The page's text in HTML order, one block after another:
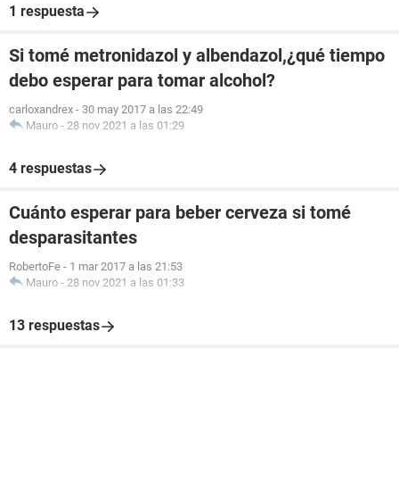
1 respuesta
Si tomé metronidazol y albendazol,¿qué tiempo
debo esperar para tomar alcohol?
carloxandrex - 30 may 2017 a las 22:49
Mauro - 28 nov 2021 a las 01:29
4 respuestas
Cuánto esperar para beber cerveza si tomé
desparasitantes
RobertoFe - 1 mar 2017 a las 21:53
Mauro - 28 nov 2021 a las 01:33
13 respuestas